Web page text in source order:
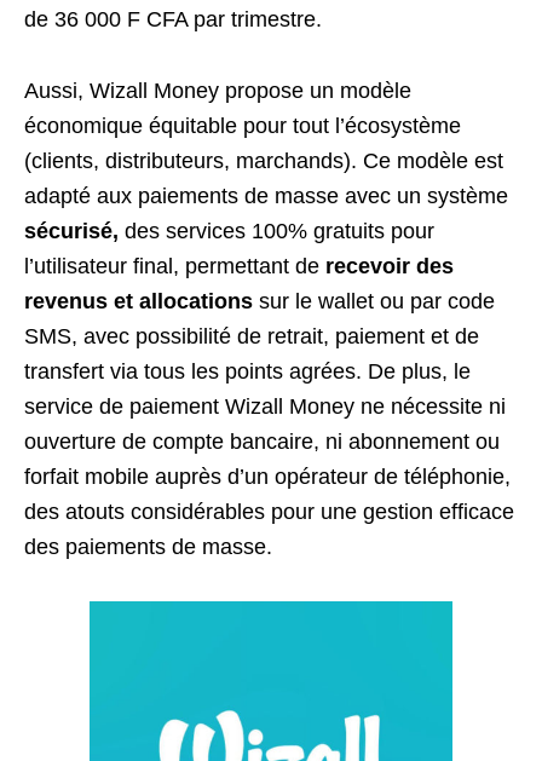
de 36 000 F CFA par trimestre.
Aussi, Wizall Money propose un modèle
économique équitable pour tout l’écosystème
(clients, distributeurs, marchands). Ce modèle est
adapté aux paiements de masse avec un système
sécurisé, des services 100% gratuits pour
l’utilisateur final, permettant de recevoir des
revenus et allocations sur le wallet ou par code
SMS, avec possibilité de retrait, paiement et de
transfert via tous les points agrées. De plus, le
service de paiement Wizall Money ne nécessite ni
ouverture de compte bancaire, ni abonnement ou
forfait mobile auprès d’un opérateur de téléphonie,
des atouts considérables pour une gestion efficace
des paiements de masse.